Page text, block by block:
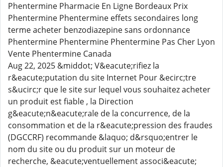
Phentermine Pharmacie En Ligne Bordeaux Prix
Phentermine Phentermine effets secondaires long
terme acheter benzodiazepine sans ordonnance
Phentermine Phentermine Phentermine Pas Cher Lyon
Vente Phentermine Canada
Aug 22, 2025 &middot; V&eacute;rifiez la
r&eacute;putation du site Internet Pour &ecirc;tre
s&ucirc;r que le site sur lequel vous souhaitez acheter
un produit est fiable , la Direction
g&eacute;n&eacute;rale de la concurrence, de la
consommation et de la r&eacute;pression des fraudes
(DGCCRF) recommande &laquo; d&rsquo;entrer le
nom du site ou du produit sur un moteur de
recherche, &eacute;ventuellement associ&eacute;